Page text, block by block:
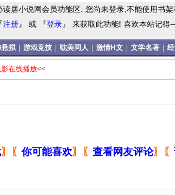
读居小说网会员功能区: 您尚未登录,不能使用书
『注册』 或 『登录』 来获取此功能! 喜欢本站记得
拟 游戏竞技 耽美同人 激情H文 文学名著
在线播放<<
〗 〖你可能喜欢〗 〖 查看网友评论〗 〖